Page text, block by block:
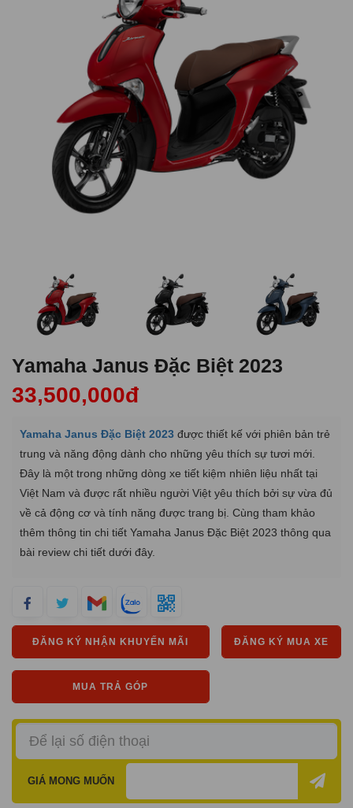
Yamaha Janus Đặc Biệt 2023
33,500,000đ
Yamaha Janus Đặc Biệt 2023 được thiết kế với phiên bản trẻ
trung và năng động dành cho những yêu thích sự tươi mới.
Đây là một trong những dòng xe tiết kiệm nhiên liệu nhất tại
Việt Nam và được rất nhiều người Việt yêu thích bởi sự vừa đủ
về cả động cơ và tính năng được trang bị. Cùng tham khảo
thêm thông tin chi tiết Yamaha Janus Đặc Biệt 2023 thông qua
bài review chi tiết dưới đây.
ĐĂNG KÝ NHẬN KHUYẾN MÃI ĐĂNG KÝ MUA XE
MUA TRẢ GÓP
GIÁ MONG MUỐN